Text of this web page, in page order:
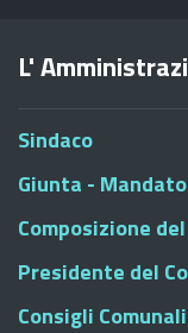
L'
Sindaco
Giunta -
Composizione
Presidente del
Consigli